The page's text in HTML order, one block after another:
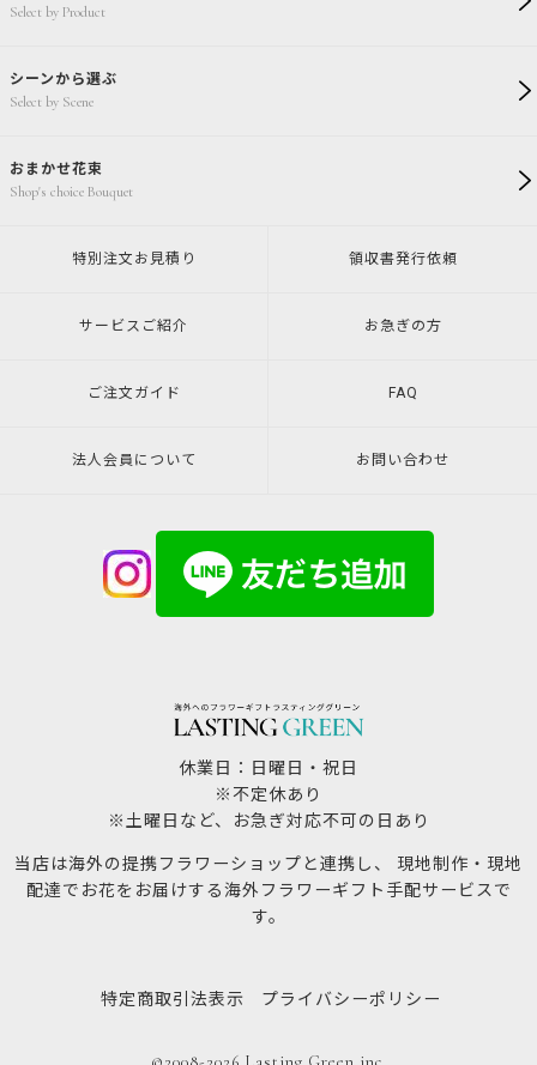
Select by Product
シーンから選ぶ
Select by Scene
おまかせ花束
Shop's choice Bouquet
特別注文 お見積り 領収書発行依頼
サービスご紹介 お急ぎの方
ご注文ガイド FAQ
法人会員について お問い合わせ
休業日：日曜日・祝日
※不定休あり
※土曜日など、お急ぎ対応不可の日あり
当店は海外の提携フラワーショップと連携し、 現地制作・現地
配達でお花をお届けする海外フラワーギフト手配サービスで
す。
特定商取引法表示 プライバシーポリシー